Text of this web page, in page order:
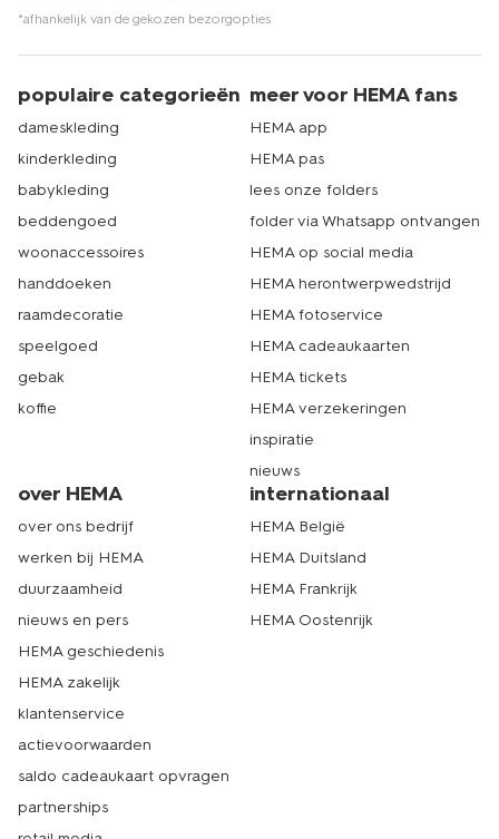
*afhankelijk van de gekozen bezorgopties
populaire categorieën
dameskleding
kinderkleding
babykleding
beddengoed
woonaccessoires
handdoeken
raamdecoratie
speelgoed
gebak
koffie
meer voor HEMA fans
HEMA app
HEMA pas
lees onze folders
folder via Whatsapp ontvangen
HEMA op social media
HEMA herontwerpwedstrijd
HEMA fotoservice
HEMA cadeaukaarten
HEMA tickets
HEMA verzekeringen
inspiratie
nieuws
over HEMA
over ons bedrijf
werken bij HEMA
duurzaamheid
nieuws en pers
HEMA geschiedenis
HEMA zakelijk
klantenservice
actievoorwaarden
saldo cadeaukaart opvragen
partnerships
internationaal
HEMA België
HEMA Duitsland
HEMA Frankrijk
HEMA Oostenrijk